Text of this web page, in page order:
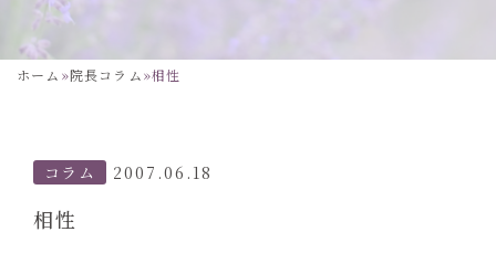
ホーム »院長コラム»相性
コラム 2007.06.18
相性